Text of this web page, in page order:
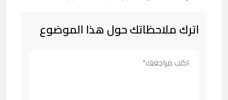
اترك ملاحظاتك حول هذا الموضوع